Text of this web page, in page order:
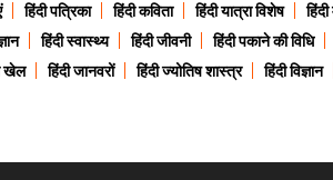
हिंदी पत्रिका हिंदी कविता हिंदी यात्रा विशेष
हिंदी स्वास्थ्य हिंदी जीवनी हिंदी पकाने की विधि
खेल हिंदी जानवरों हिंदी ज्योतिष शास्त्र हिंदी विज्ञान